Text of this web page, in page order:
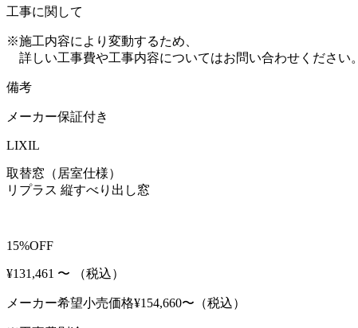
工事に関して
※施工内容により変動するため、
詳しい工事費や工事内容についてはお問い合わせください。
備考
メーカー保証付き
LIXIL
取替窓（居室仕様）
リプラス 縦すべり出し窓
15%OFF
¥131,461 〜 （税込）
メーカー希望小売価格¥154,660〜（税込）